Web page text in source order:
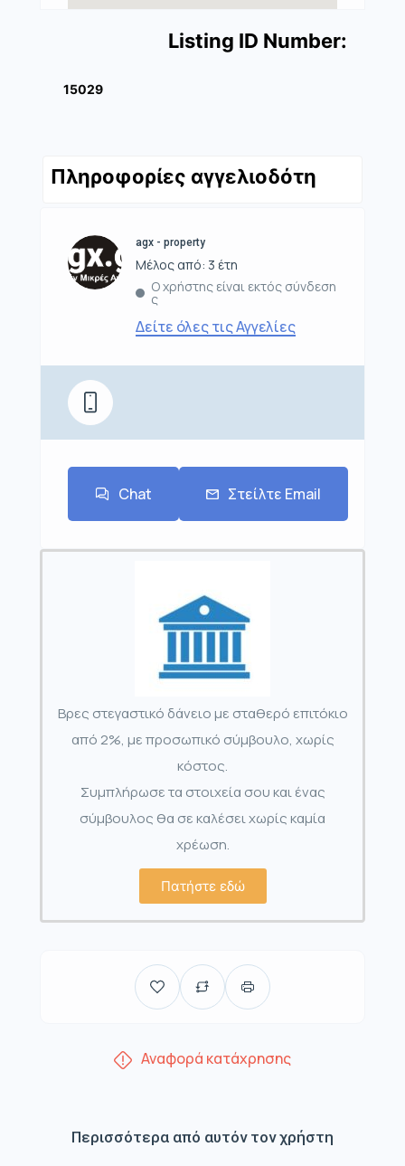
Listing ID Number:
15029
Πληροφορίες αγγελιοδότη
agx - property
Μέλος από: 3 έτη
Ο χρήστης είναι εκτός σύνδεση
ς
Δείτε όλες τις Αγγελίες
Chat Στείλτε Email
Βρες στεγαστικό δάνειο με σταθερό επιτόκιο
από 2%, με προσωπικό σύμβουλο, χωρίς
κόστος.
Συμπλήρωσε τα στοιχεία σου και ένας
σύμβουλος θα σε καλέσει χωρίς καμία
χρέωση.
Πατήστε εδώ
Αναφορά κατάχρησης
Περισσότερα από αυτόν τον χρήστη